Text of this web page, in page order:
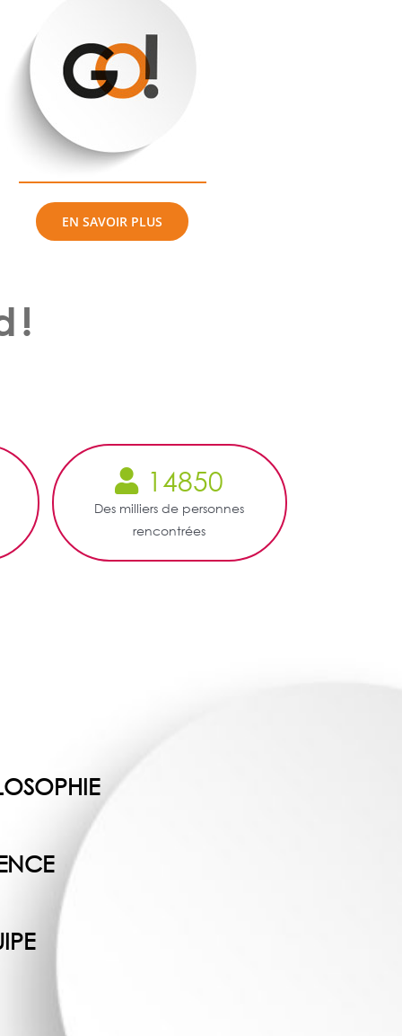
EN SAVOIR PLUS
!
14850
Des milliers de personnes
rencontrées